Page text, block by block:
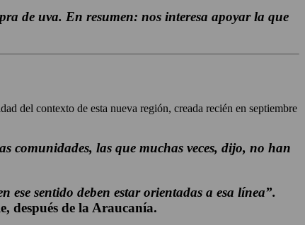
de uva. En resumen: nos interesa apoyar la que
del contexto de esta nueva región, creada recién en septiembre
comunidades, las que muchas veces, dijo, no han
sentido deben estar orientadas a esa línea”.
después de la Araucanía.